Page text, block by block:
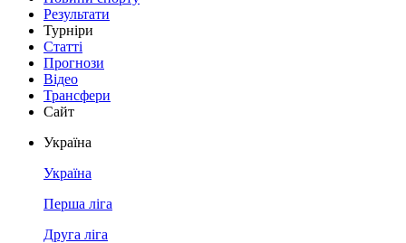
Результати
Турніри
Статті
Прогнози
Відео
Трансфери
Сайт
Україна
Україна
Перша ліга
Друга ліга